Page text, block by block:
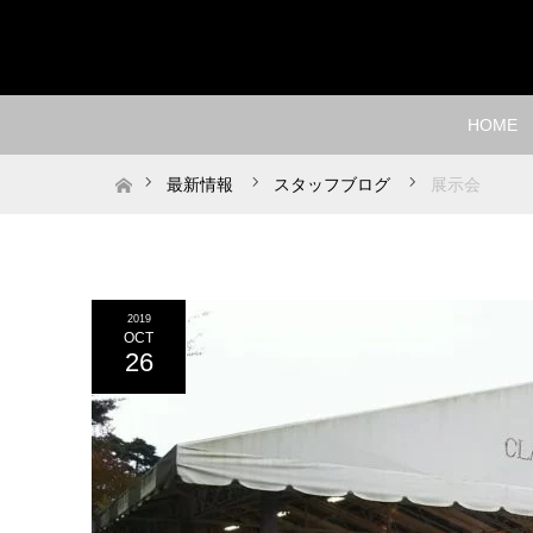
HOME
ホーム最新情報 スタッフブログ 展示会
2019
OCT
26